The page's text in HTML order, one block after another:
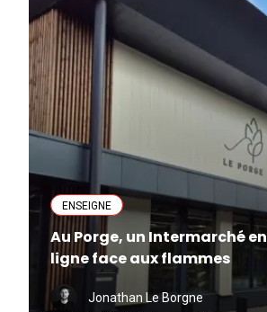
ENSEIGNE
Au Porge, un Intermarché
ligne face aux flammes
Jonathan Le Borgne